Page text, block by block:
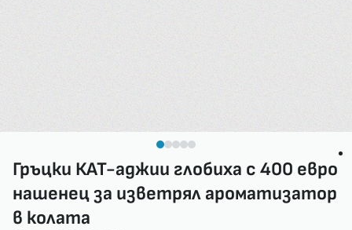
Гръцки КАТ-аджии глобиха с 400 евро
нашенец за изветрял ароматизатор
в колата